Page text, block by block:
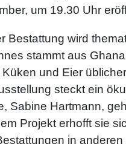
um 19.30 Uhr
Bestattung wird
stammt aus
und Eier
steckt ein
Hartmann,
Projekt erhofft sie
in